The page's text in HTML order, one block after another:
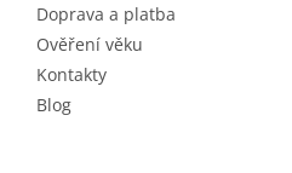
Doprava a platba
Ověření věku
Kontakty
Blog